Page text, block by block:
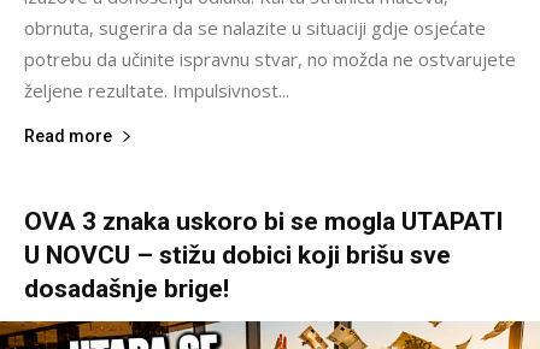
obrnuta, sugerira da se nalazite u situaciji gdje osjećate
potrebu da učinite ispravnu stvar, no možda ne ostvarujete
željene rezultate. Impulsivnost...
Read more
OVA 3 znaka uskoro bi se mogla UTAPATI
U NOVCU – stižu dobici koji brišu sve
dosadašnje brige!